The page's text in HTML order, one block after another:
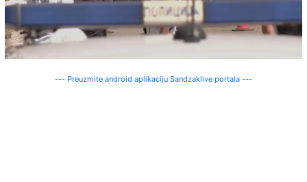
--- Preuzmite android aplikaciju Sandzaklive portala ---